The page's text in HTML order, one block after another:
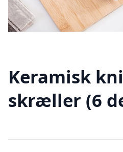
Keramisk
skræller (6